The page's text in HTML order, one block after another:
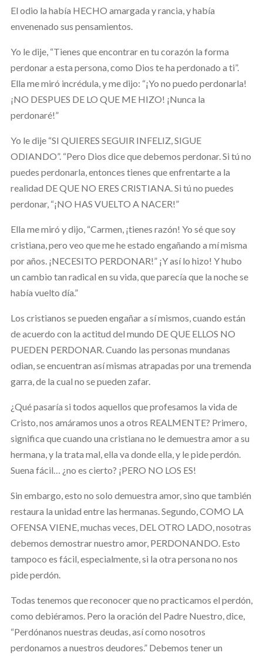
El odio la había HECHO amargada y rancia, y había
envenenado sus pensamientos.
Yo le dije, “Tienes que encontrar en tu corazón la forma
perdonar a esta persona, como Dios te ha perdonado a ti”.
Ella me miró incrédula, y me dijo: “¡Yo no puedo perdonarla!
¡NO DESPUES DE LO QUE ME HIZO! ¡Nunca la
perdonaré!”
Yo le dije “SI QUIERES SEGUIR INFELIZ, SIGUE
ODIANDO”. “Pero Dios dice que debemos perdonar. Si tú no
puedes perdonarla, entonces tienes que enfrentarte a la
realidad DE QUE NO ERES CRISTIANA. Si tú no puedes
perdonar, “¡NO HAS VUELTO A NACER!”
Ella me miró y dijo, “Carmen, ¡tienes razón! Yo sé que soy
cristiana, pero veo que me he estado engañando a mí misma
por años. ¡NECESITO PERDONAR!” ¡Y así lo hizo! Y hubo
un cambio tan radical en su vida, que parecía que la noche se
había vuelto día.”
Los cristianos se pueden engañar a sí mismos, cuando están
de acuerdo con la actitud del mundo DE QUE ELLOS NO
PUEDEN PERDONAR. Cuando las personas mundanas
odian, se encuentran así mismas atrapadas por una tremenda
garra, de la cual no se pueden zafar.
¿Qué pasaría si todos aquellos que profesamos la vida de
Cristo, nos amáramos unos a otros REALMENTE? Primero,
significa que cuando una cristiana no le demuestra amor a su
hermana, y la trata mal, ella va donde ella, y le pide perdón.
Suena fácil… ¿no es cierto? ¡PERO NO LOS ES!
Sin embargo, esto no solo demuestra amor, sino que también
restaura la unidad entre las hermanas. Segundo, COMO LA
OFENSA VIENE, muchas veces, DEL OTRO LADO, nosotras
debemos demostrar nuestro amor, PERDONANDO. Esto
tampoco es fácil, especialmente, si la otra persona no nos
pide perdón.
Todas tenemos que reconocer que no practicamos el perdón,
como debiéramos. Pero la oración del Padre Nuestro, dice,
“Perdónanos nuestras deudas, así como nosotros
perdonamos a nuestros deudores.” Debemos tener un